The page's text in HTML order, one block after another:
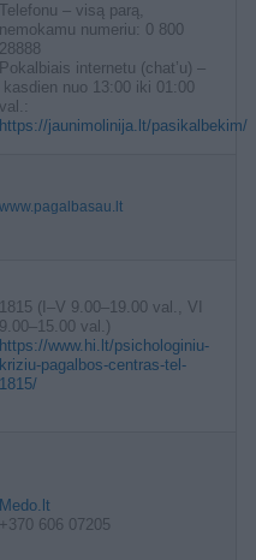
Telefonu – visą parą,
nemokamu numeriu: 0 800
28888
Pokalbiais internetu (chat’u) –
kasdien nuo 13:00 iki 01:00
val.:
https://jaunimolinija.lt/pasikalbekim/
www.pagalbasau.lt
1815 (I–V 9.00–19.00 val., VI
9.00–15.00 val.)
https://www.hi.lt/psichologiniu-
kriziu-pagalbos-centras-tel-
1815/
Medo.lt
+370 606 07205